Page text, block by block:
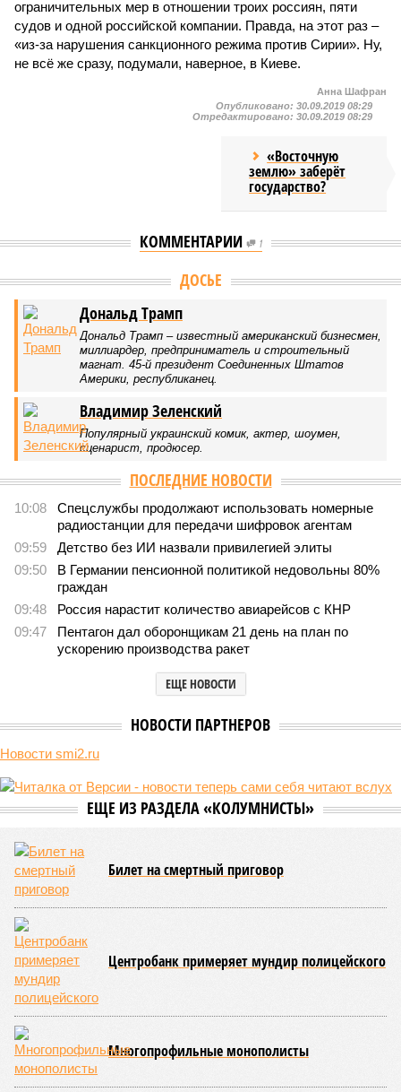
ограничительных мер в отношении троих россиян, пяти
судов и одной российской компании. Правда, на этот раз –
«из-за нарушения санкционного режима против Сирии». Ну,
не всё же сразу, подумали, наверное, в Киеве.
Анна Шафран
Опубликовано: 30.09.2019 08:29
Отредактировано: 30.09.2019 08:29
«Восточную
землю» заберёт
государство?
КОММЕНТАРИИ 1
Версия //Конфликт //Монополия вкладывалась-вкладывалась в
Монополия вкладывалась-вкладывалась в Армению и
довкладывалась
РЖД против своей страны
Монополия вкладывалась-вкладывалась в Армению и довкладывалась
(фото: Deep Vision)
Премьер закавказской республики Никол Пашинян заявил, что
его страна может потребовать у Москвы до 2 млрд долларов
ежегодно за аренду Южно-Кавказской железной дороги (ЮКЖД).
причём исключительно за российский счёт. И в
складывающейся ситуации, кажется, больше вопросов не к
Еревану, а к гендиректору монополии Олегу Белозёрову.
По мнению
выходящего. Дескать, Ереван считает транспортную сеть
своей собственностью и теперь намерен просить за аренду
«железки» означенную сумму. При этом, как отмечают
эксперты, армянская сторона, выставляя этот счёт, не
раскрыла методику его калькуляции, то есть, получается,
взяла цифры с потолка. Отдельно стоит отметить, что
заключённый в 2008 году между Арменией и ОАО «РЖД»
концессионный договор, согласно которому российская